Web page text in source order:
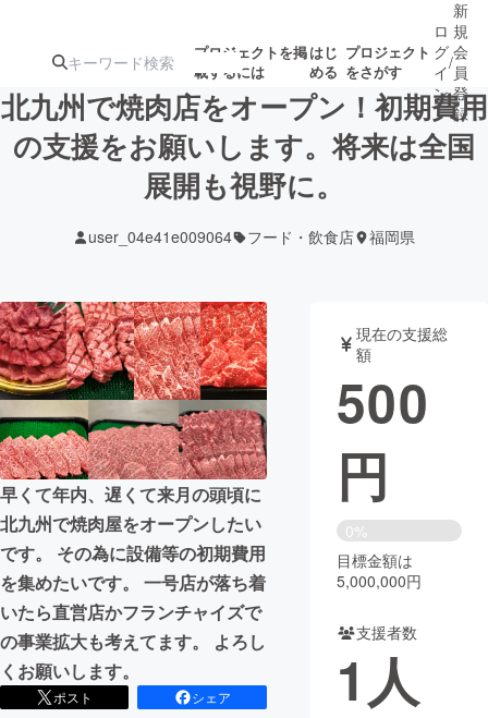
プロジェクトを掲
載するには
はじ
める
プロジェクト
をさがす
注目のリ 注目の新着プロ募集終了が近いプ
テクノロジー・ガジェット
映像・映画 書籍・雑誌
ビジネス・起業
まちづくり・地域活性化
CAMPFIRE for Social Good
CAMPFIRE Creation
CAMPFIREふるさと納税
コミュニティ
ロ
グ
イ
ン
/
新
規
会
員
登
録
北九州で焼肉店をオープン！初期費用
の支援をお願いします。将来は全国
展開も視野に。
user_04e41e009064 フード・飲食店 福岡県
早くて年内、遅くて来月の頭頃に
北九州で焼肉屋をオープンしたい
です。 その為に設備等の初期費用
を集めたいです。 一号店が落ち着
いたら直営店かフランチャイズで
の事業拡大も考えてます。 よろし
くお願いします。
ポスト
シェア
現在の支援総
額
500
円
0%
目標金額は
5,000,000円
支援者数
1人